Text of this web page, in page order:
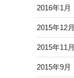
2016年1月
2015年12月
2015年11月
2015年9月